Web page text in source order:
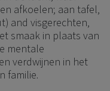
afkoelen; aan tafel,
and visgerechten,
smaak in plaats van
mentale
verdwijnen in het
familie.